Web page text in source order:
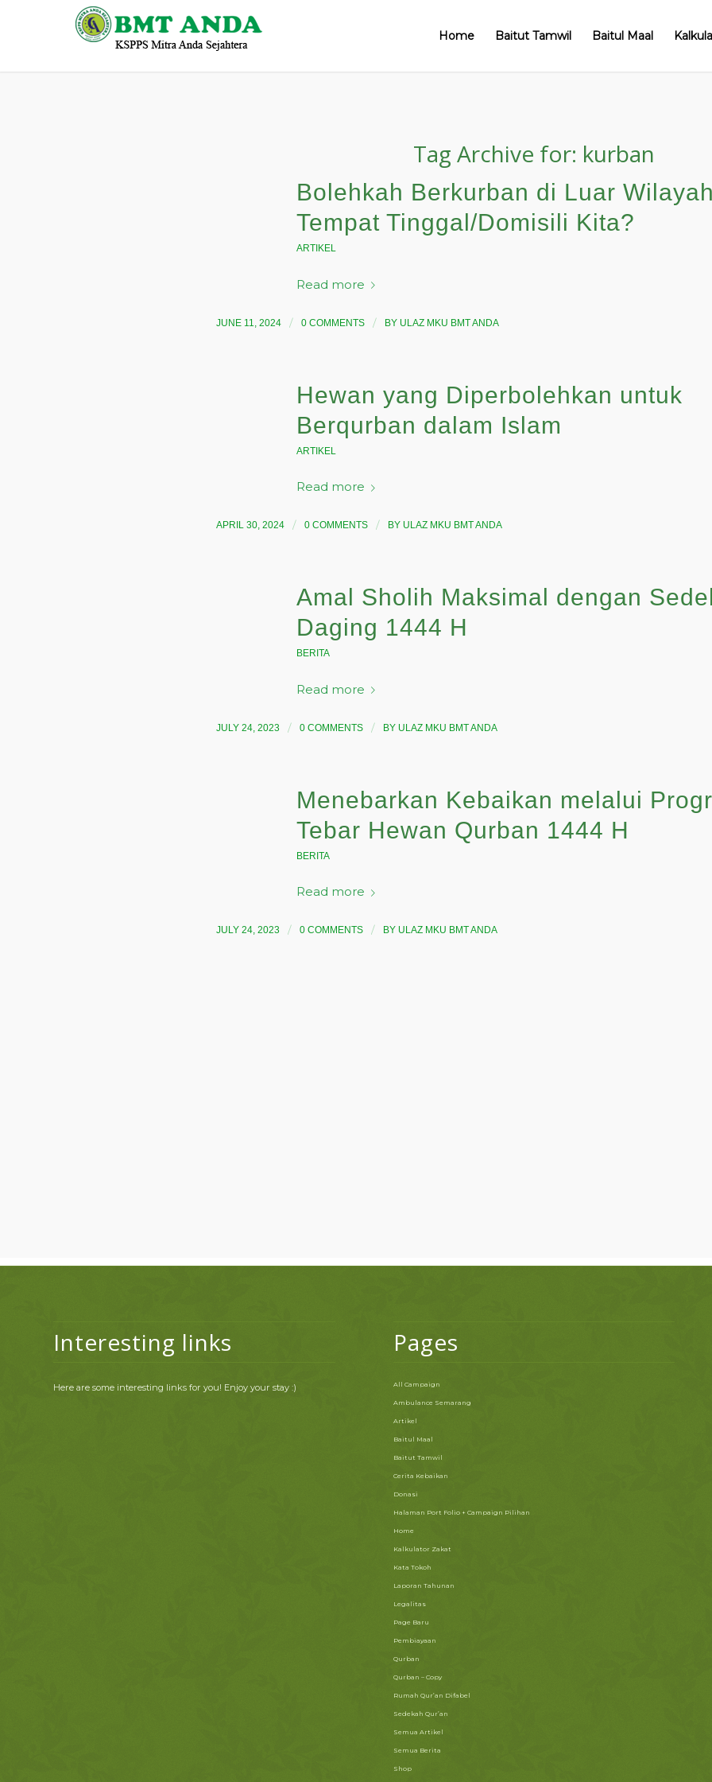
Home Baitut Tamwil Baitul Maal
Tag Archive for: kurban
Bolehkah Berkurban di Luar
Tempat Tinggal/Domisili Kita?
ARTIKEL
Read more
JUNE 11, 2024 / 0 COMMENTS / BY ULAZ MKU BMT ANDA
Hewan yang Diperbolehkan untuk
Berqurban dalam Islam
ARTIKEL
Read more
APRIL 30, 2024 / 0 COMMENTS / BY ULAZ MKU BMT ANDA
Amal Sholih Maksimal dengan
Daging 1444 H
BERITA
Read more
JULY 24, 2023 / 0 COMMENTS / BY ULAZ MKU BMT ANDA
Menebarkan Kebaikan melalui
Tebar Hewan Qurban 1444 H
BERITA
Read more
JULY 24, 2023 / 0 COMMENTS / BY ULAZ MKU BMT ANDA
Interesting links
Here are some interesting links for you! Enjoy your stay :)
Pages
All Campaign
Ambulance Semarang
Artikel
Baitul Maal
Baitut Tamwil
Cerita Kebaikan
Donasi
Halaman Port Folio + Campaign Pilihan
Home
Kalkulator Zakat
Kata Tokoh
Laporan Tahunan
Legalitas
Page Baru
Pembiayaan
Qurban
Qurban – Copy
Rumah Qur’an Difabel
Sedekah Qur’an
Semua Artikel
Semua Berita
Shop